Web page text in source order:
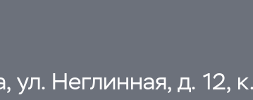
ул. Неглинная, д. 12,